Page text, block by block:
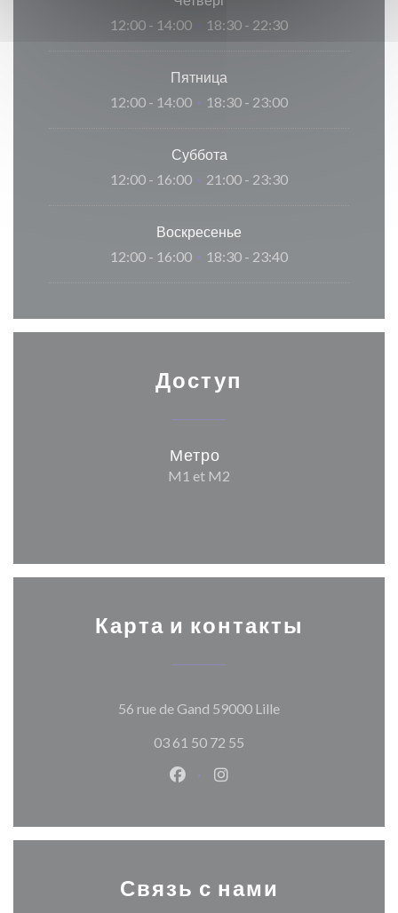
12:00 - 14:00 • 18:30 - 22:30
Пятница
12:00 - 14:00 • 18:30 - 23:00
Суббота
12:00 - 16:00 • 21:00 - 23:30
Воскресенье
12:00 - 16:00 • 18:30 - 23:40
Доступ
Метро
M1 et M2
Карта и контакты
56 rue de Gand 59000 Lille((открывается в
03 61 50 72 55
Facebook ((открывается в
Instagram
Связь с нами